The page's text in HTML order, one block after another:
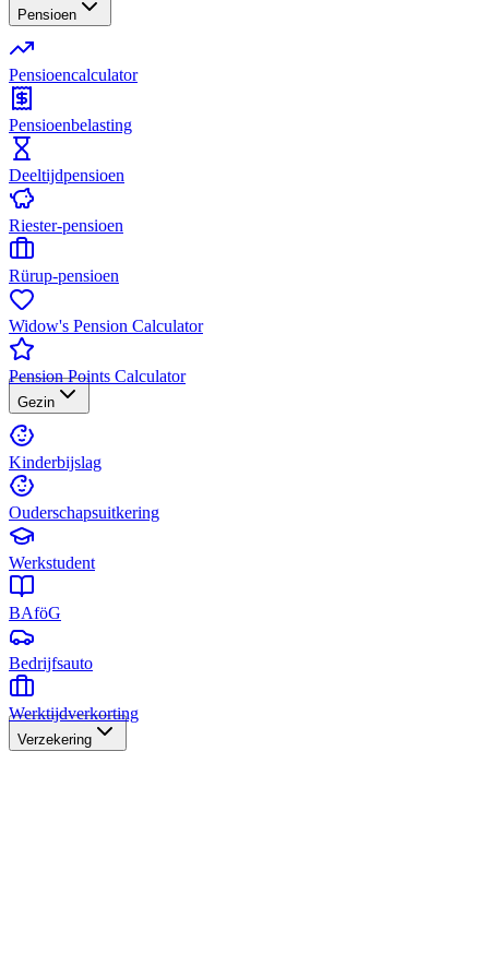
Pensioen
Pensioencalculator
Pensioenbelasting
Deeltijdpensioen
Riester-pensioen
Rürup-pensioen
Widow's Pension Calculator
Pension Points Calculator
Gezin
Kinderbijslag
Ouderschapsuitkering
Werkstudent
BAföG
Bedrijfsauto
Werktijdverkorting
Verzekering